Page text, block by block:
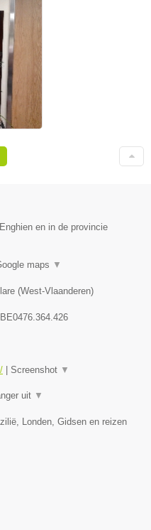
en in de provincie
maps ▼
(West-Vlaanderen)
BE0476.364.426
| Screenshot ▼
uit ▼
Londen, Gidsen en reizen